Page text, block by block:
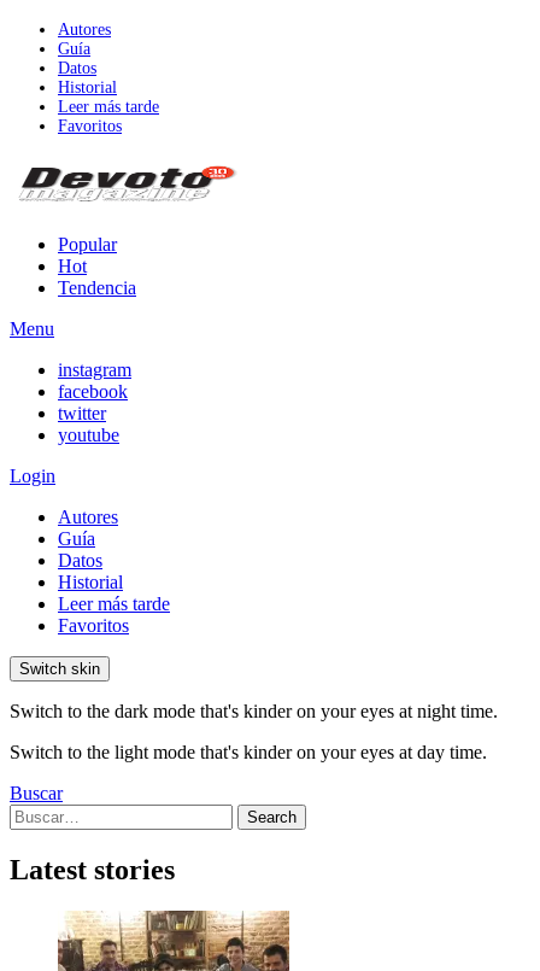
Autores
Guía
Datos
Historial
Leer más tarde
Favoritos
Popular
Hot
Tendencia
Menu
instagram
facebook
twitter
youtube
Login
Autores
Guía
Datos
Historial
Leer más tarde
Favoritos
Switch skin
Switch to the dark mode that's kinder on your eyes at night time.
Switch to the light mode that's kinder on your eyes at day time.
Buscar
Search
for:
Search
Latest stories